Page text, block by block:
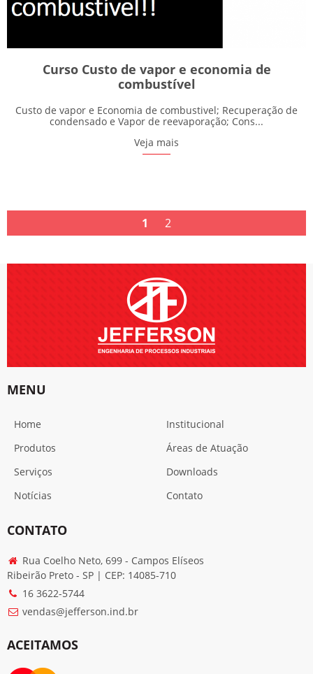
Curso Custo de vapor e economia de
combustível
Custo de vapor e Economia de combustivel; Recuperação de
condensado e Vapor de reevaporação; Cons...
Veja mais
1 2
MENU
Home
Institucional
Produtos
Áreas de Atuação
Serviços
Downloads
Notícias
Contato
CONTATO
Rua Coelho Neto, 699 - Campos Elíseos
Ribeirão Preto - SP | CEP: 14085-710
16 3622-5744
vendas@jefferson.ind.br
ACEITAMOS